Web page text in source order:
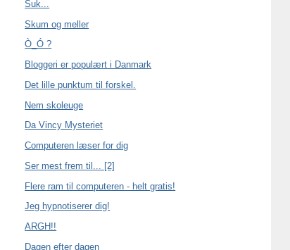
Suk...
Skum og meller
Ò_Ó ?
Bloggeri er populært i Danmark
Det lille punktum til forskel.
Nem skoleuge
Da Vincy Mysteriet
Computeren læser for dig
Ser mest frem til... [2]
Flere ram til computeren - helt gratis!
Jeg hypnotiserer dig!
ARGH!!
Dagen efter dagen